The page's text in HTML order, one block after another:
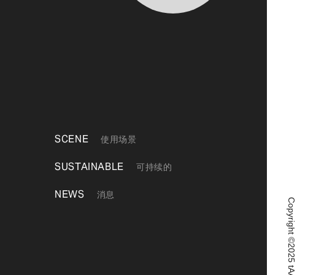
SCENE 使用场景
SUSTAINABLE 可持续的
NEWS 消息